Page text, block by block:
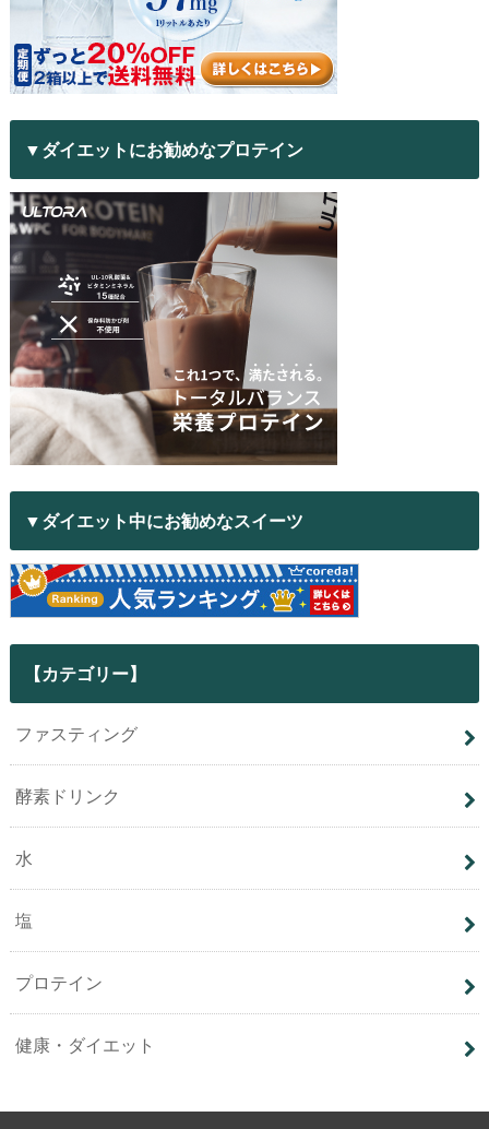
▼ダイエットにお勧めなプロテイン
▼ダイエット中にお勧めなスイーツ
【カテゴリー】
ファスティング
酵素ドリンク
水
塩
プロテイン
健康・ダイエット